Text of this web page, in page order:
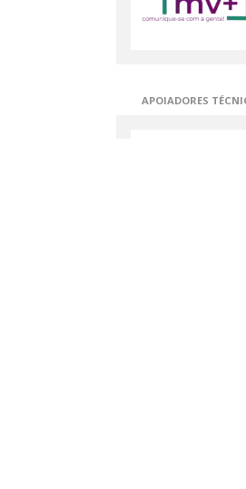
APOIADORES